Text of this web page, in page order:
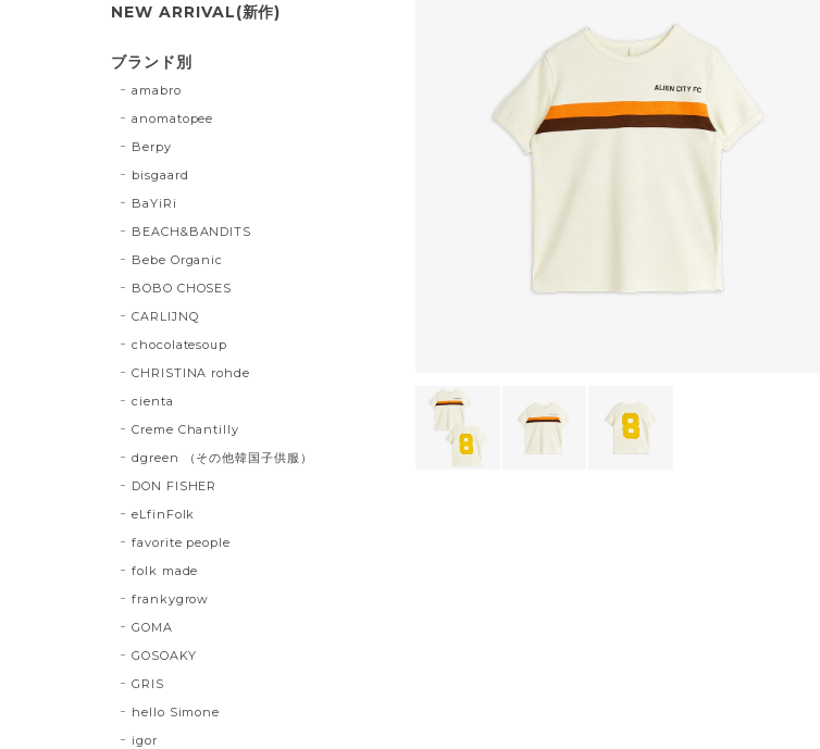
NEW ARRIVAL(新作)
ブランド別
amabro
anomatopee
Berpy
bisgaard
BaYiRi
BEACH&BANDITS
Bebe Organic
BOBO CHOSES
CARLIJNQ
chocolatesoup
CHRISTINA rohde
cienta
Creme Chantilly
dgreen （その他韓国子供服）
DON FISHER
eLfinFolk
favorite people
folk made
frankygrow
GOMA
GOSOAKY
GRIS
hello Simone
igor